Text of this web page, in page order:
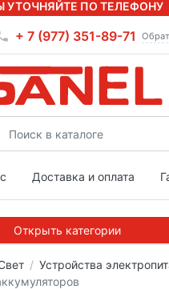
УТОЧНЯЙТЕ ПО ТЕЛЕФОНУ
+ 7 (977) 351-89-71
Доставка и оплата
Открыть категории
Устройства